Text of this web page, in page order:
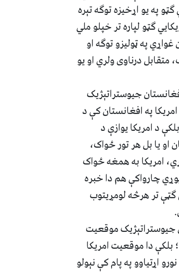
په یو اړخیزه توګه تېره
ګټو لپاره تر خپلو ملي
په ټولیزو توګه او
متقابل درناوی ولري او یو
جیوستراتېژیک
په افغانستان کې د
د امریکا یوازې د
او یا بل هر تور ځواک،
امریکا به همغه ځواک
چارواکې هم دا خبره
ګټې تر هرڅه لومړیتوب
موقعیت
بلکې دا موقعیت امریکا
اړتیاوو په پام کې نېولو